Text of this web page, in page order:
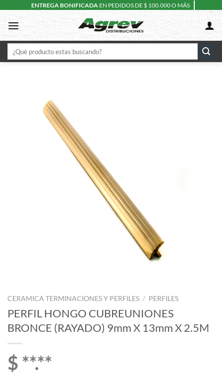
content
ENTREGA BONIFICADA EN PEDIDOS DE $ 100.000 O MÁS
Buscar
por:
CERAMICA TERMINACIONES Y PERFILES / PERFILES
PERFIL HONGO CUBREUNIONES
BRONCE (RAYADO) 9mm X 13mm X 2.5M
$ **.**